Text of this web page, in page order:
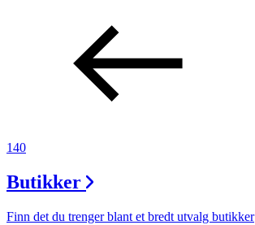
Åpningstider
Ledige stillinger
Magasin
Gavekort
140
Butikker
Finn det du trenger blant et bredt utvalg butikker